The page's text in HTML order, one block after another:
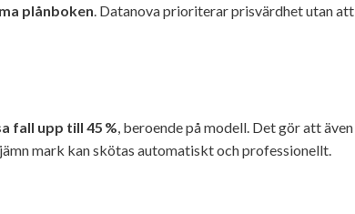
plånboken . Datanova prioriterar prisvärdhet utan att
fall upp till 45 % , beroende på modell. Det gör att även
mark kan skötas automatiskt och professionellt.